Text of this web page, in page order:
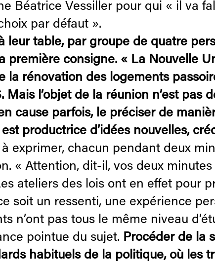
Béatrice Vessiller pour qui « il va
par défaut ».
leur table, par groupe de quatre
première consigne. « La Nouvelle
la rénovation des logements
Mais l’objet de la réunion n’est
cause parfois, le préciser de
productrice d’idées nouvelles,
exprimer, chacun pendant deux
« Attention, dit-il, vos deux
ateliers des lois ont en effet pour
soit un ressenti, une expérience
n’ont pas tous le même niveau
pointue du sujet. Procéder de la
habituels de la politique, où les